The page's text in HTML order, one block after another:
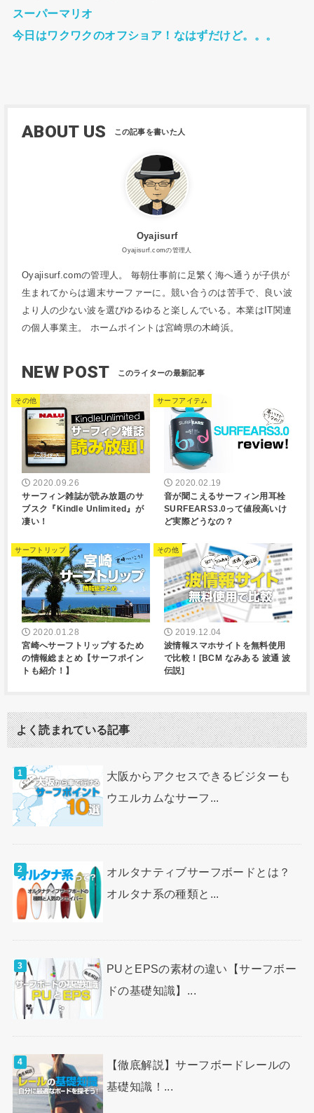
スーパーマリオ
今日はワクワクのオフショア！なはずだけど。。。
ABOUT US
Oyajisurf
Oyajisurf.comの管理人
Oyajisurf.comの管理人。 毎朝仕事前に足繁く海へ通うが子供が
生まれてからは週末サーファーに。競い合うのは苦手で、良い波
より人の少ない波を選びゆるゆると楽しんでいる。本業はIT関連
の個人事業主。 ホームポイントは宮崎県の木崎浜。
NEW POST
その他
2020.09.26
サーフィン雑誌が読み放題のサ
ブスク『Kindle Unlimited』が
凄い！
サーフアイテム
2020.02.19
音が聞こえるサーフィン用耳栓
SURFEARS3.0って値段高いけ
ど実際どうなの？
サーフトリップ
2020.01.28
宮崎へサーフトリップするため
の情報総まとめ【サーフポイン
トも紹介！】
その他
2019.12.04
波情報スマホサイトを無料使用
で比較！[BCM なみある 波通 波
伝説]
よく読まれている記事
大阪からアクセスできるビジターも
ウエルカムなサーフ...
オルタナティブサーフボードとは？
オルタナ系の種類と...
PUとEPSの素材の違い【サーフボー
ドの基礎知識】...
【徹底解説】サーフボードレールの
基礎知識！...